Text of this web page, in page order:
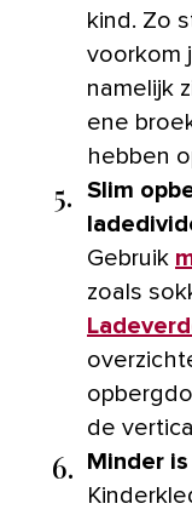
kind. Zo
voorkom
namelijk
ene
hebben
5.
Slim
Gebruik
zoals
de
6.
Minder